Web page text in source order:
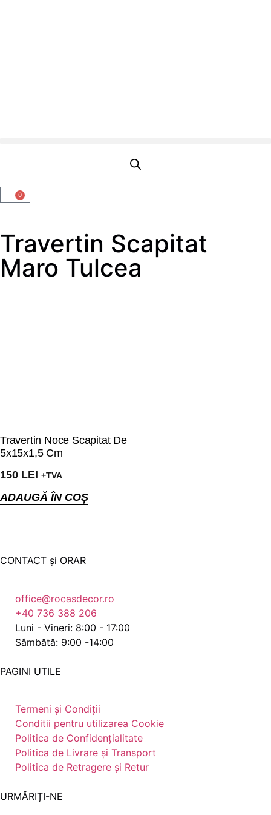
0
Travertin Scapitat
Maro Tulcea
Travertin Noce Scapitat De
5x15x1,5 Cm
150 LEI +TVA
ADAUGĂ ÎN COȘ
CONTACT și ORAR
office@rocasdecor.ro
+40 736 388 206
Luni - Vineri: 8:00 - 17:00
Sâmbătă: 9:00 -14:00
PAGINI UTILE
Termeni și Condiții
Conditii pentru utilizarea Cookie
Politica de Confidențialitate
Politica de Livrare și Transport
Politica de Retragere și Retur
URMĂRIȚI-NE